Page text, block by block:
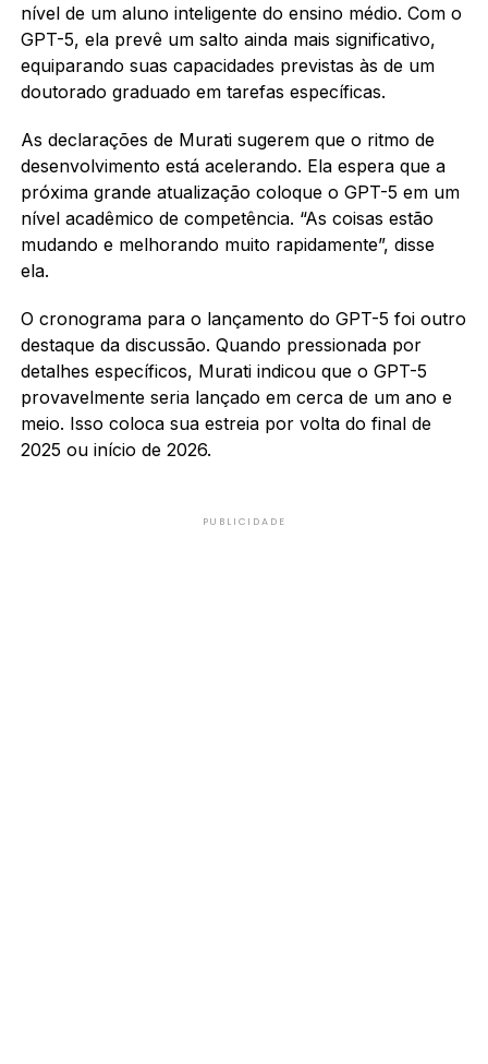
nível de um aluno inteligente do ensino médio. Com o
GPT-5, ela prevê um salto ainda mais significativo,
equiparando suas capacidades previstas às de um
doutorado graduado em tarefas específicas.
As declarações de Murati sugerem que o ritmo de
desenvolvimento está acelerando. Ela espera que a
próxima grande atualização coloque o GPT-5 em um
nível acadêmico de competência. “As coisas estão
mudando e melhorando muito rapidamente”, disse
ela.
O cronograma para o lançamento do GPT-5 foi outro
destaque da discussão. Quando pressionada por
detalhes específicos, Murati indicou que o GPT-5
provavelmente seria lançado em cerca de um ano e
meio. Isso coloca sua estreia por volta do final de
2025 ou início de 2026.
PUBLICIDADE